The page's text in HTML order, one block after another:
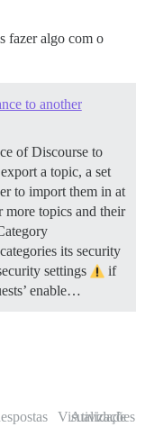
fazer algo com o
to another
of Discourse to
a topic, a set
to import them in at
topics and their
its security
settings
if
enable…
Visualizações
Atividade